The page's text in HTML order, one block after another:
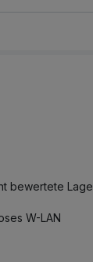
(15 Min.)
bewertete Lage
W-LAN